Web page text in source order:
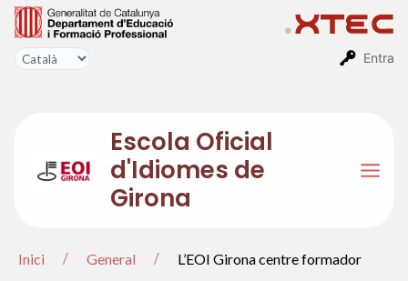
Entra
Vés
contingut
Escola Oficial
d'Idiomes de
Girona
Inici General L’EOI Girona centre formador